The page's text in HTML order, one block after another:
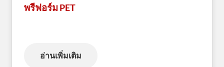
พรีฟอร์ม PET
อ่านเพิ่มเติม